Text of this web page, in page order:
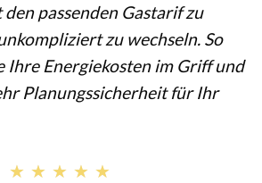
passenden Gastarif zu
zu wechseln. So
Ihre Energiekosten im Griff und
Planungssicherheit für Ihr
★★★★★
★★★★★